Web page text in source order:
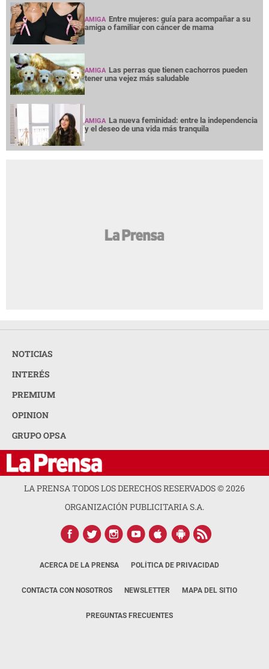
AMIGA Entre mujeres: guía para acompañar a su
amiga o familiar con cáncer de mama
AMIGA Las perras que tienen cachorros pueden
tener una vejez más saludable
AMIGA La nueva feminidad: entre la independencia
y el deseo de una vida más tranquila
NOTICIAS
INTERÉS
PREMIUM
OPINION
GRUPO OPSA
LA PRENSA TODOS LOS DERECHOS RESERVADOS ©2026
ORGANIZACIÓN PUBLICITARIA S.A.
ACERCA DE LA PRENSA POLÍTICA DE PRIVACIDAD
CONTACTA CON NOSOTROS NEWSLETTER MAPA DEL SITIO
PREGUNTAS FRECUENTES